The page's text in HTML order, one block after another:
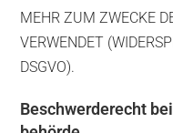
MEHR ZUM ZWECKE
VERWENDET
DSGVO).
Beschwerde­recht